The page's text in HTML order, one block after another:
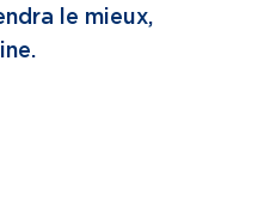
le mieux,